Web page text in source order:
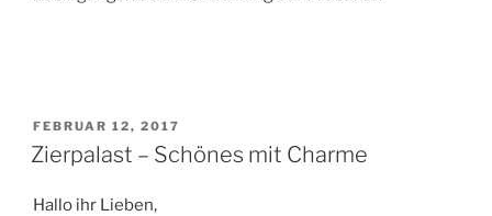
VERÖFFENTLICHT
AM
FEBRUAR 12, 2017
Zierpalast – Schönes mit Charme
Hallo ihr Lieben,